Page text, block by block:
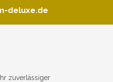
deluxe.de
zuverlässiger